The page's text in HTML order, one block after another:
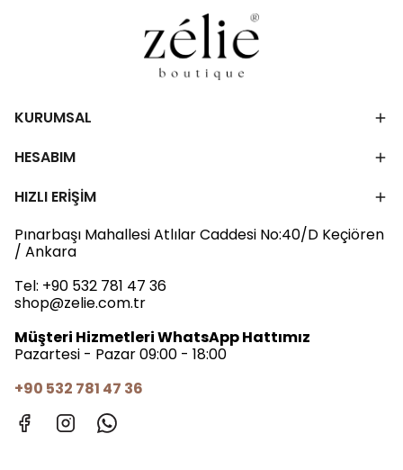
KURUMSAL
HESABIM
HIZLI ERİŞİM
Pınarbaşı Mahallesi Atlılar Caddesi No:40/D Keçiören
/ Ankara
Tel: +90 532 781 47 36
shop@zelie.com.tr
Müşteri Hizmetleri WhatsApp Hattımız
Pazartesi - Pazar 09:00 - 18:00
+90 532 781 47 36